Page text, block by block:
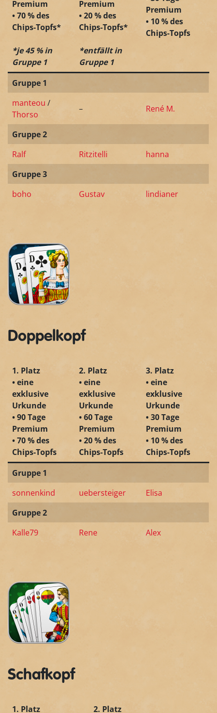
Premium
• 70 % des
Chips-Topfs*
*je 45 % in
Gruppe 1
Premium
• 20 % des
Chips-Topfs*
*entfällt in
Gruppe 1
Premium
• 10 % des
Chips-Topfs
Gruppe 1
manteou /
Thorso
– René M.
Gruppe 2
Ralf
Ritzitelli
hanna
Gruppe 3
boho
Gustav lindianer
Doppelkopf
1. Platz
• eine
exklusive
Urkunde
• 90 Tage
Premium
• 70 % des
Chips-Topfs
2. Platz
• eine
exklusive
Urkunde
• 60 Tage
Premium
• 20 % des
Chips-Topfs
3. Platz
• eine
exklusive
Urkunde
• 30 Tage
Premium
• 10 % des
Chips-Topfs
Gruppe 1
sonnenkind
uebersteiger
Elisa
Gruppe 2
Kalle79
Rene Alex
Schafkopf
1. Platz 2. Platz